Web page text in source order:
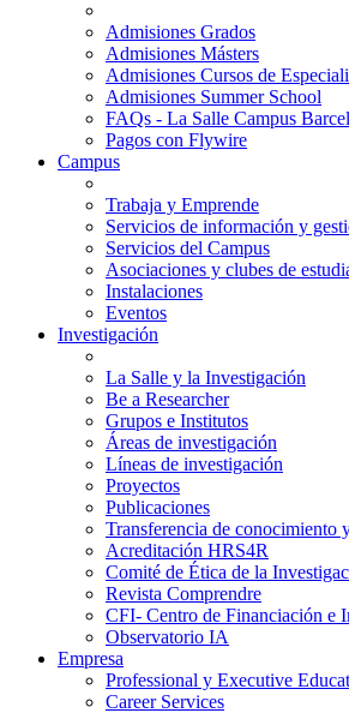
Admisiones Grados
Admisiones Másters
Admisiones Cursos de
Admisiones Summer School
FAQs - La Salle Campus
Pagos con Flywire
Campus
Trabaja y Emprende
Servicios de información y
Servicios del Campus
Asociaciones y clubes de
Instalaciones
Eventos
Investigación
La Salle y la Investigación
Be a Researcher
Grupos e Institutos
Áreas de investigación
Líneas de investigación
Proyectos
Publicaciones
Transferencia de conocimiento
Acreditación HRS4R
Comité de Ética de la
Revista Comprendre
CFI- Centro de Financiación e
Observatorio IA
Empresa
Professional y Executive
Career Services